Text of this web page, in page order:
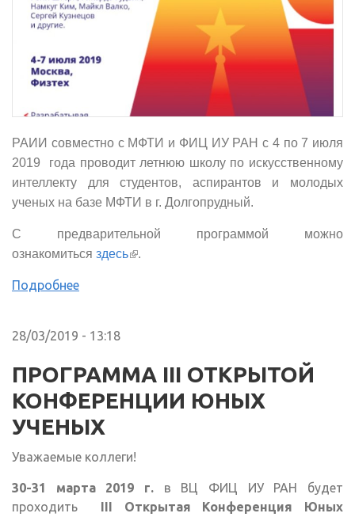
РАИИ совместно с МФТИ и ФИЦ ИУ РАН с 4 по 7 июля
2019 года проводит летнюю школу по искусственному
интеллекту для студентов, аспирантов и молодых
ученых на базе МФТИ в г. Долгопрудный.
С предварительной программой можно
ознакомиться здесь(внешняя ссылка)
.
Подробнее
28/03/2019 - 13:18
ПРОГРАММА III ОТКРЫТОЙ
КОНФЕРЕНЦИИ ЮНЫХ
УЧЕНЫХ
Уважаемые коллеги!
30-31 марта 2019 г. в ВЦ ФИЦ ИУ РАН будет
проходить III Открытая Конференция Юных